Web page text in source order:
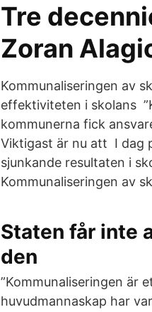
Tre
Zoran
Kommunaliseringen av
effektiviteten i skolans
kommunerna fick
Viktigast är nu att I dag
sjunkande resultaten i
Kommunaliseringen av
Staten får inte
den
”Kommunaliseringen är
huvudmannaskap har